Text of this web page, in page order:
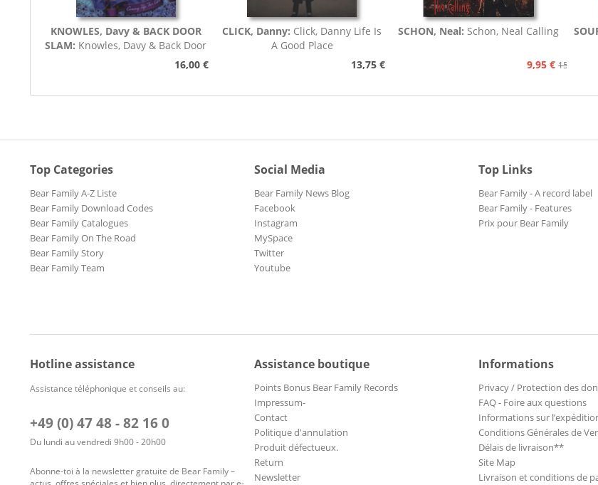
KNOWLES, Davy & BACK DOOR
SLAM: Knowles, Davy & Back Door
Slam Coming Up For Air16,00 €
CLICK, Danny: Click, Danny Life Is
A Good Place
13,75 €
SCHON, Neal: Schon, Neal Calling
9,95 € 15,75 €
Top Categories
Bear Family A-Z Liste
Bear Family Download Codes
Bear Family Catalogues
Bear Family On The Road
Bear Family Story
Bear Family Team
Social Media
Bear Family News Blog
Facebook
Instagram
MySpace
Twitter
Youtube
Top Links
Bear Family - A record label
Bear Family - Features
Prix pour Bear Family
Hotline assistance
Assistance téléphonique et conseils au:
+49 (0) 47 48 - 82 16 0
Du lundi au vendredi 9h00 - 20h00
Abonne-toi à la newsletter gratuite de Bear Family –
Assistance boutique
Points Bonus Bear Family Records
Impressum-
Contact
Politique d'annulation
Produit défectueux.
Return
Newsletter
Informations
Privacy / Protection des
FAQ - Foire aux questions
Informations sur
Conditions Générales de
Délais de livraison**
Site Map
Livraison et conditions de